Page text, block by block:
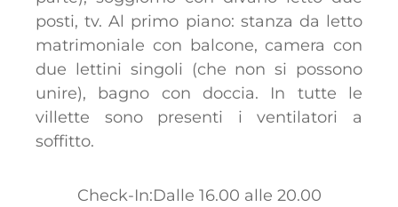
posti, tv. Al primo piano: stanza da letto
matrimoniale con balcone, camera con
due lettini singoli (che non si possono
unire), bagno con doccia. In tutte le
villette sono presenti i ventilatori a
soffitto.
Check-In:Dalle 16.00 alle 20.00